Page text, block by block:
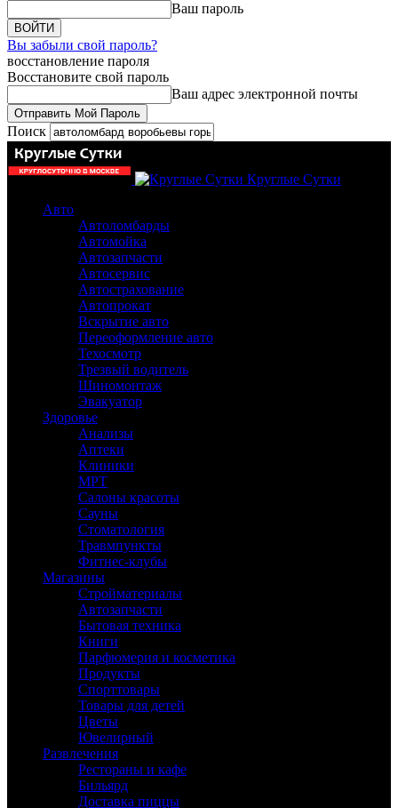
Ваш пароль
Вы забыли свой пароль?
восстановление пароля
Восстановите свой пароль
Ваш адрес электронной почты
Поиск
Круглые Сутки
Авто
Автоломбарды
Автомойка
Автозапчасти
Автосервис
Автострахование
Автопрокат
Вскрытие авто
Переоформление авто
Техосмотр
Трезвый водитель
Шиномонтаж
Эвакуатор
Здоровье
Анализы
Аптеки
Клиники
МРТ
Салоны красоты
Сауны
Стоматология
Травмпункты
Фитнес-клубы
Магазины
Стройматериалы
Автозапчасти
Бытовая техника
Книги
Парфюмерия и косметика
Продукты
Спорттовары
Товары для детей
Цветы
Ювелирный
Развлечения
Рестораны и кафе
Бильярд
Доставка пиццы